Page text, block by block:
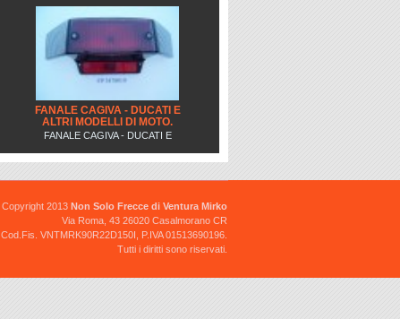
FANALE CAGIVA - DUCATI E
ALTRI MODELLI DI MOTO.
FANALE CAGIVA - DUCATI E
TARGA. COMPLETO DI
Copyright 2013 Non Solo Frecce di Ventura Mirko
Via Roma, 43 26020 Casalmorano CR
Cod.Fis. VNTMRK90R22D150I, P.IVA 01513690196.
Tutti i diritti sono riservati.